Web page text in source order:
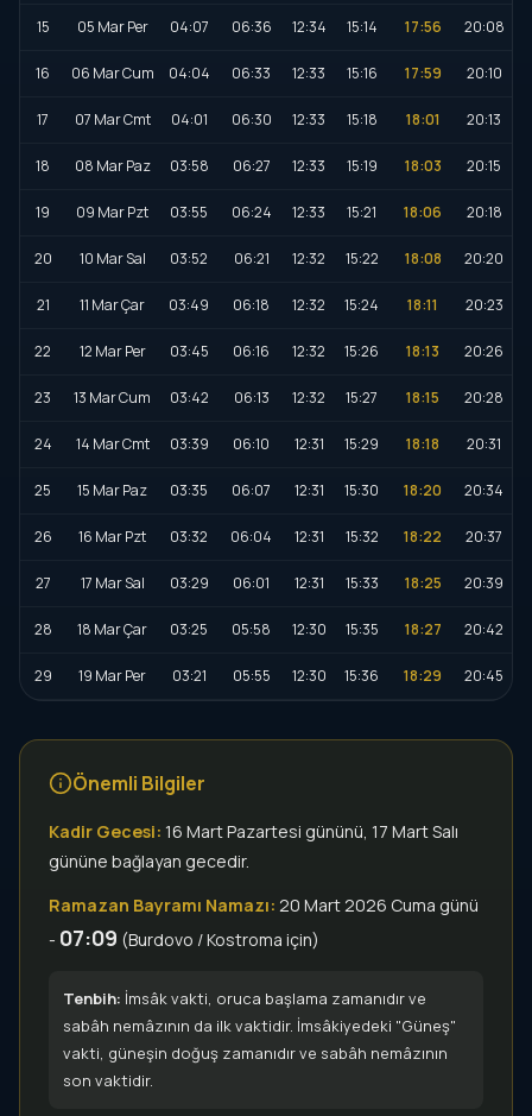
15 05 Mar Per 04:07 06:36 12:34 15:14 17:56 20:08
16 06 Mar Cum 04:04 06:33 12:33 15:16 17:59 20:10
17 07 Mar Cmt 04:01 06:30 12:33 15:18 18:01 20:13
18 08 Mar Paz 03:58 06:27 12:33 15:19 18:03 20:15
19 09 Mar Pzt 03:55 06:24 12:33 15:21 18:06 20:18
20 10 Mar Sal 03:52 06:21 12:32 15:22 18:08 20:20
21 11 Mar Çar 03:49 06:18 12:32 15:24 18:11 20:23
22 12 Mar Per 03:45 06:16 12:32 15:26 18:13 20:26
23 13 Mar Cum 03:42 06:13 12:32 15:27 18:15 20:28
24 14 Mar Cmt 03:39 06:10 12:31 15:29 18:18 20:31
25 15 Mar Paz 03:35 06:07 12:31 15:30 18:20 20:34
26 16 Mar Pzt 03:32 06:04 12:31 15:32 18:22 20:37
27 17 Mar Sal 03:29 06:01 12:31 15:33 18:25 20:39
28 18 Mar Çar 03:25 05:58 12:30 15:35 18:27 20:42
29 19 Mar Per 03:21 05:55 12:30 15:36 18:29 20:45
Önemli Bilgiler
Kadir Gecesi: 16 Mart Pazartesi gününü, 17 Mart Salı
gününe bağlayan gecedir.
Ramazan Bayramı Namazı: 20 Mart 2026 Cuma günü
- 07:09 (Burdovo / Kostroma için)
Tenbih: İmsâk vakti, oruca başlama zamanıdır ve
sabâh nemâzının da ilk vaktidir. İmsâkiyedeki "Güneş"
vakti, güneşin doğuş zamanıdır ve sabâh nemâzının
son vaktidir.